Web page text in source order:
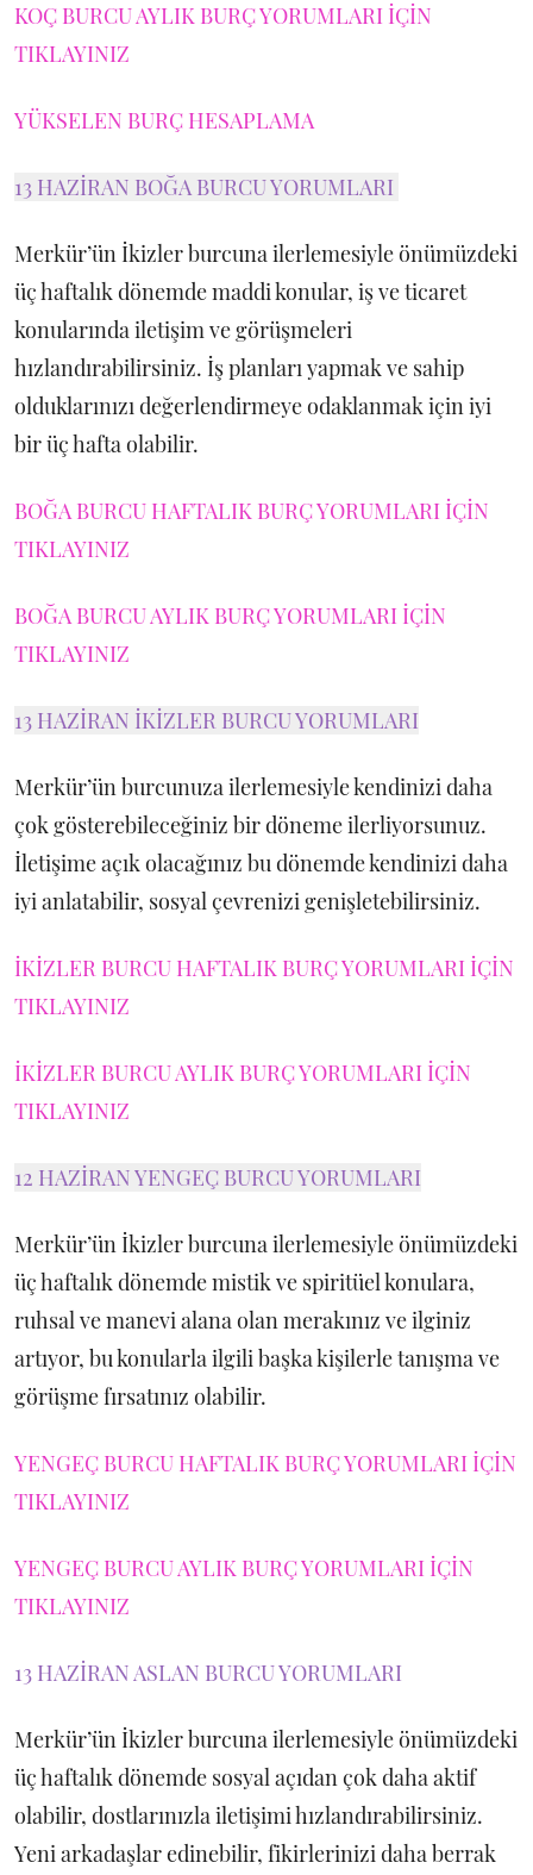
KOÇ BURCU AYLIK BURÇ YORUMLARI İÇİN
TIKLAYINIZ
YÜKSELEN BURÇ HESAPLAMA
13 HAZİRAN BOĞA BURCU YORUMLARI
Merkür’ün İkizler burcuna ilerlemesiyle önümüzdeki
üç haftalık dönemde maddi konular, iş ve ticaret
konularında iletişim ve görüşmeleri
hızlandırabilirsiniz. İş planları yapmak ve sahip
olduklarınızı değerlendirmeye odaklanmak için iyi
bir üç hafta olabilir.
BOĞA BURCU HAFTALIK BURÇ YORUMLARI İÇİN
TIKLAYINIZ
BOĞA BURCU AYLIK BURÇ YORUMLARI İÇİN
TIKLAYINIZ
13 HAZİRAN İKİZLER BURCU YORUMLARI
Merkür’ün burcunuza ilerlemesiyle kendinizi daha
çok gösterebileceğiniz bir döneme ilerliyorsunuz.
İletişime açık olacağınız bu dönemde kendinizi daha
iyi anlatabilir, sosyal çevrenizi genişletebilirsiniz.
İKİZLER BURCU HAFTALIK BURÇ YORUMLARI İÇİN
TIKLAYINIZ
İKİZLER BURCU AYLIK BURÇ YORUMLARI İÇİN
TIKLAYINIZ
12 HAZİRAN YENGEÇ BURCU YORUMLARI
Merkür’ün İkizler burcuna ilerlemesiyle önümüzdeki
üç haftalık dönemde mistik ve spiritüel konulara,
ruhsal ve manevi alana olan merakınız ve ilginiz
artıyor, bu konularla ilgili başka kişilerle tanışma ve
görüşme fırsatınız olabilir.
YENGEÇ BURCU HAFTALIK BURÇ YORUMLARI İÇİN
TIKLAYINIZ
YENGEÇ BURCU AYLIK BURÇ YORUMLARI İÇİN
TIKLAYINIZ
13 HAZİRAN ASLAN BURCU YORUMLARI
Merkür’ün İkizler burcuna ilerlemesiyle önümüzdeki
üç haftalık dönemde sosyal açıdan çok daha aktif
olabilir, dostlarınızla iletişimi hızlandırabilirsiniz.
Yeni arkadaşlar edinebilir, fikirlerinizi daha berrak